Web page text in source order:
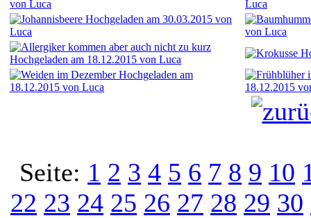
Seite: 1 2 3 4 5 6 7 8 9 10
22 23 24 25 26 27 28 29 30